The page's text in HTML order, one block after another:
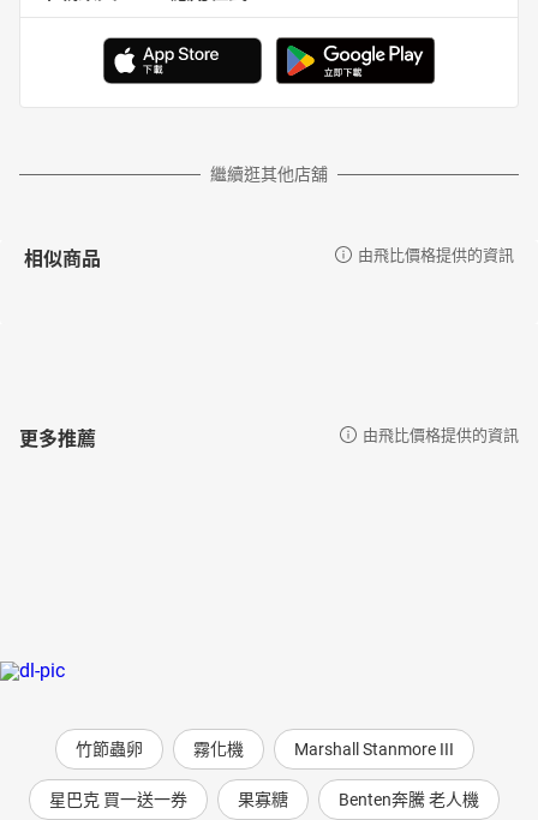
Lesson 14 一定要預留犯錯的空間
Lesson 15 用最少的資源，做最多的事情
Lesson 16 規劃的確定與不確定
Lesson 20 認為不對的事情，就不要做
Lesson 23 如果有人可以做得更好，為什麼堅持要自己做
繼續逛其他店舖
相似商品 由飛比價格提供的資訊
更多推薦 由飛比價格提供的資訊
竹節蟲卵 霧化機 Marshall Stanmore III
星巴克 買一送一券 果寡糖 Benten奔騰 老人機